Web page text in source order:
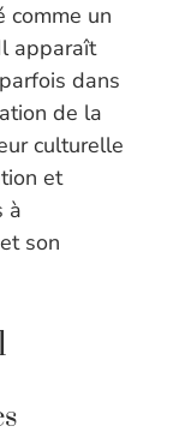
comme un
apparaît
dans
de la
culturelle
et
à
son